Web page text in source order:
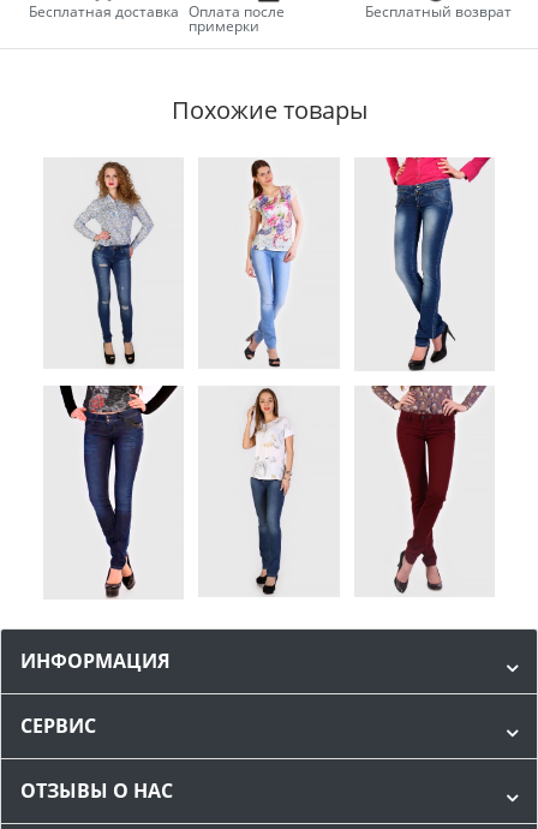
Бесплатная доставка Оплата после
примерки
Бесплатный возврат
Похожие товары
ИНФОРМАЦИЯ
СЕРВИС
ОТЗЫВЫ О НАС